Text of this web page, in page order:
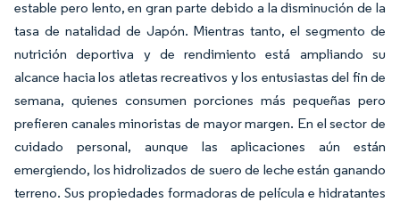
estable pero lento, en gran parte debido a la disminución de la
tasa de natalidad de Japón. Mientras tanto, el segmento de
nutrición deportiva y de rendimiento está ampliando su
alcance hacia los atletas recreativos y los entusiastas del fin de
semana, quienes consumen porciones más pequeñas pero
prefieren canales minoristas de mayor margen. En el sector de
cuidado personal, aunque las aplicaciones aún están
emergiendo, los hidrolizados de suero de leche están ganando
terreno. Sus propiedades formadoras de película e hidratantes